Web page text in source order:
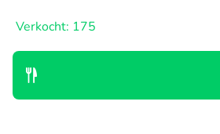
Verkocht: 175